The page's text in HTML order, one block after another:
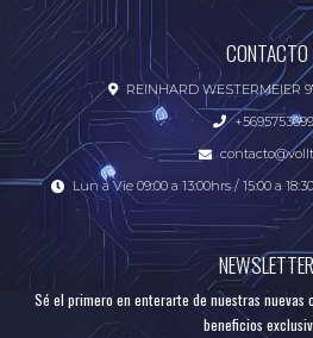
CONTACTO
REINHARD WESTERMEIER
Lun a Vie 09:00 a 13:00hrs / 15:00 a
NEWSLETTER
Sé el primero en enterarte de nuestras
beneficios